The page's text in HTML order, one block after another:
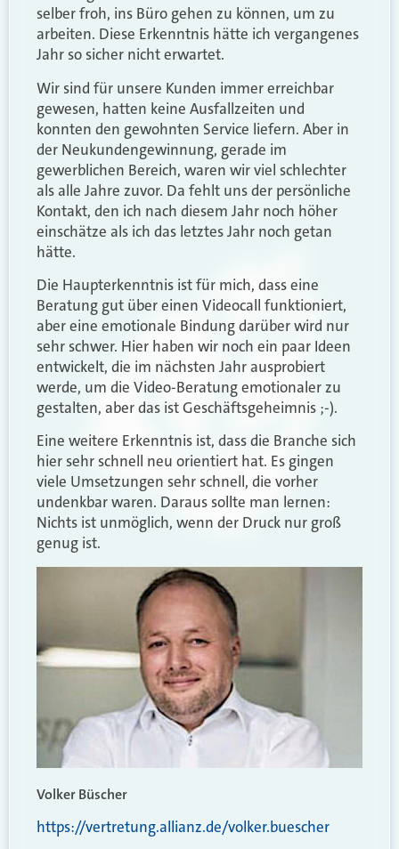
selber froh, ins Büro gehen zu können, um zu
arbeiten. Diese Erkenntnis hätte ich vergangenes
Jahr so sicher nicht erwartet.
Wir sind für unsere Kunden immer erreichbar
gewesen, hatten keine Ausfallzeiten und
konnten den gewohnten Service liefern. Aber in
der Neukundengewinnung, gerade im
gewerblichen Bereich, waren wir viel schlechter
als alle Jahre zuvor. Da fehlt uns der persönliche
Kontakt, den ich nach diesem Jahr noch höher
einschätze als ich das letztes Jahr noch getan
hätte.
Die Haupterkenntnis ist für mich, dass eine
Beratung gut über einen Videocall funktioniert,
aber eine emotionale Bindung darüber wird nur
sehr schwer. Hier haben wir noch ein paar Ideen
entwickelt, die im nächsten Jahr ausprobiert
werde, um die Video-Beratung emotionaler zu
gestalten, aber das ist Geschäftsgeheimnis ;-).
Eine weitere Erkenntnis ist, dass die Branche sich
hier sehr schnell neu orientiert hat. Es gingen
viele Umsetzungen sehr schnell, die vorher
undenkbar waren. Daraus sollte man lernen:
Nichts ist unmöglich, wenn der Druck nur groß
genug ist.
Volker Büscher
https://vertretung.allianz.de/volker.buescher